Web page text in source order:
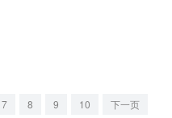
7 8 9 10 下一页